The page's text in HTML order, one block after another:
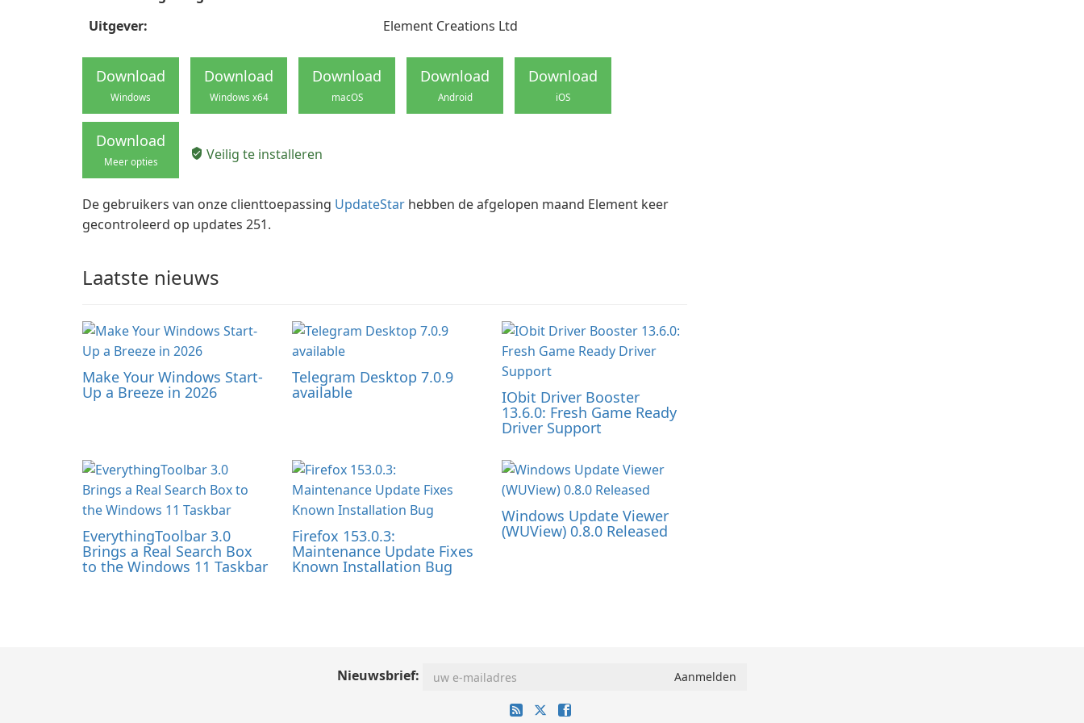
Uitgever:
Element Creations Ltd
Download
Windows
Download
Windows x64
Download
macOS
Download
Android
Download
iOS
Download
Meer opties Veilig te installeren
De gebruikers van onze clienttoepassing UpdateStar hebben de afgelopen maand Element keer
gecontroleerd op updates 251.
Laatste nieuws
Make Your Windows Start-
Up a Breeze in 2026
Telegram Desktop 7.0.9
available IObit Driver Booster
13.6.0: Fresh Game Ready
Driver Support
EverythingToolbar 3.0
Brings a Real Search Box
to the Windows 11 Taskbar
Firefox 153.0.3:
Maintenance Update Fixes
Known Installation Bug
Windows Update Viewer
(WUView) 0.8.0 Released
Nieuwsbrief: